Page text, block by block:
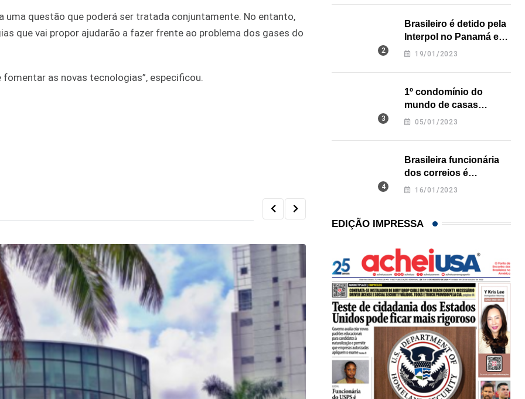
uma questão que poderá ser tratada conjuntamente. No entanto,
que vai propor ajudarão a fazer frente ao problema dos gases do
as novas tecnologias”, especificou.
Brasileiro é detido pela
Interpol no Panamá e
pode pegar prisão
19/01/2023
1º condomínio do
mundo de casas
impressas em 3D é
05/01/2023
Brasileira funcionária
dos correios é
assassinada a facadas
16/01/2023
EDIÇÃO IMPRESSA